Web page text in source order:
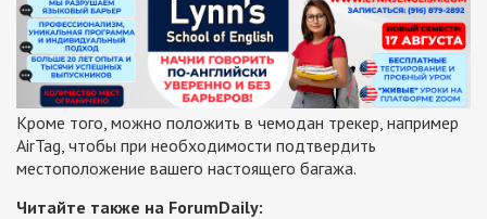
Кроме того, можно положить в чемодан трекер, например
AirTag, чтобы при необходимости подтвердить
местоположение вашего настоящего багажа.
Читайте также на ForumDaily: